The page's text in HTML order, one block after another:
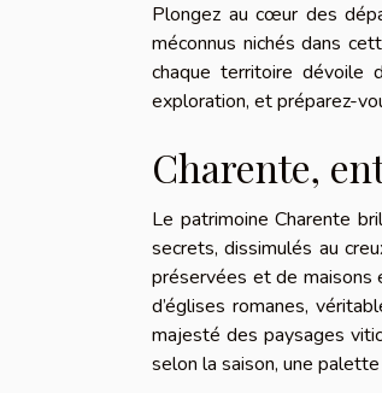
Plongez au cœur des
méconnus nichés dans
chaque territoire dévoile
exploration, et préparez-
Charente,
Le patrimoine Charente
secrets, dissimulés au
préservées et de maisons
d’églises romanes,
majesté des paysages
selon la saison, une